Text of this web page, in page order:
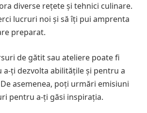
diverse rețete și tehnici culinare.
lucruri noi și să îți pui amprenta
preparat.
de gătit sau ateliere poate fi
ți dezvolta abilitățile și pentru a
asemenea, poți urmări emisiuni
pentru a-ți găsi inspirația.